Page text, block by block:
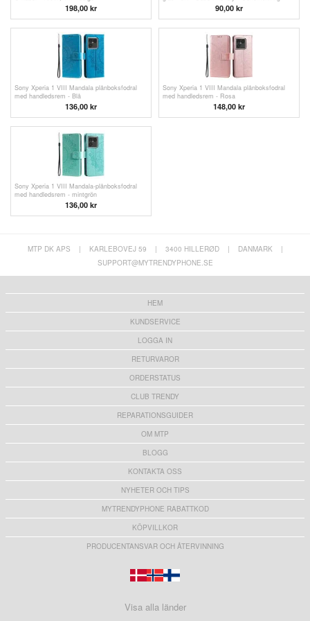
198,00 kr 90,00 kr
Sony Xperia 1 VIII Mandala plånboksfodral
med handledsrem - Blå
136,00 kr
Sony Xperia 1 VIII Mandala plånboksfodral
med handledsrem - Rosa
148,00 kr
Sony Xperia 1 VIII Mandala-plånboksfodral
med handledsrem - mintgrön
136,00 kr
MTP DK APS | KARLEBOVEJ 59 | 3400 HILLERØD | DANMARK
|
SUPPORT@MYTRENDYPHONE.SE
HEM
KUNDSERVICE
LOGGA IN
RETURVAROR
ORDERSTATUS
CLUB TRENDY
REPARATIONSGUIDER
OM MTP
BLOGG
KONTAKTA OSS
NYHETER OCH TIPS
MYTRENDYPHONE RABATTKOD
KÖPVILLKOR
PRODUCENTANSVAR OCH ÅTERVINNING
Visa alla länder